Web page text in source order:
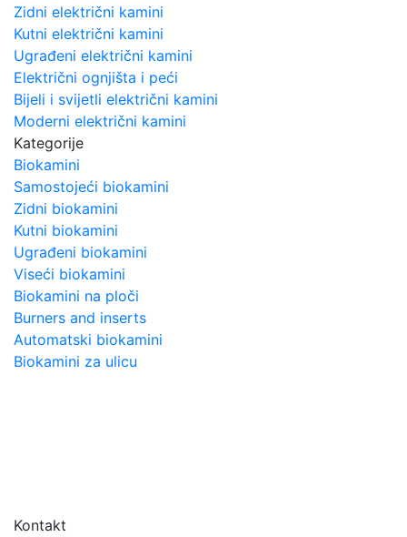
Zidni električni kamini
Kutni električni kamini
Ugrađeni električni kamini
Električni ognjišta i peći
Bijeli i svijetli električni kamini
Moderni električni kamini
Kategorije
Biokamini
Samostojeći biokamini
Zidni biokamini
Kutni biokamini
Ugrađeni biokamini
Viseći biokamini
Biokamini na ploči
Burners and inserts
Automatski biokamini
Biokamini za ulicu
Kontakt